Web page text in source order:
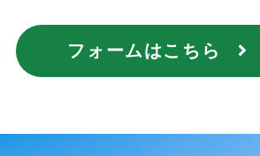
フォームはこちら